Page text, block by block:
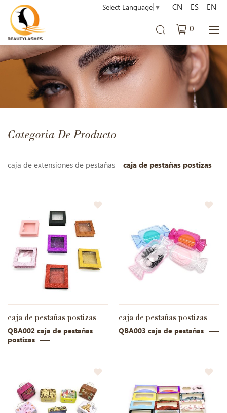
Select Language ▼
0
CN ES EN
Categoria De Producto
caja de extensiones de pestañas caja de pestañas postizas
caja de pestañas postizas
QBA002 caja de pestañas
postizas
caja de pestañas postizas
QBA003 caja de pestañas